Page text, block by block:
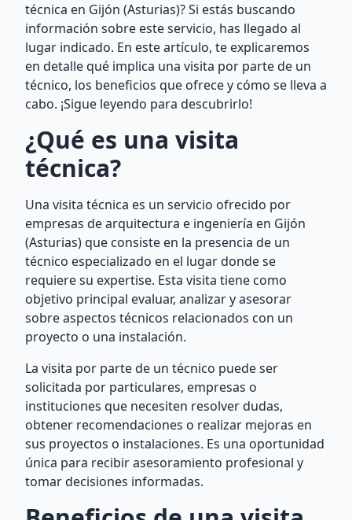
técnica en Gijón (Asturias)? Si estás buscando
información sobre este servicio, has llegado al
lugar indicado. En este artículo, te explicaremos
en detalle qué implica una visita por parte de un
técnico, los beneficios que ofrece y cómo se lleva a
cabo. ¡Sigue leyendo para descubrirlo!
¿Qué es una visita
técnica?
Una visita técnica es un servicio ofrecido por
empresas de arquitectura e ingeniería en Gijón
(Asturias) que consiste en la presencia de un
técnico especializado en el lugar donde se
requiere su expertise. Esta visita tiene como
objetivo principal evaluar, analizar y asesorar
sobre aspectos técnicos relacionados con un
proyecto o una instalación.
La visita por parte de un técnico puede ser
solicitada por particulares, empresas o
instituciones que necesiten resolver dudas,
obtener recomendaciones o realizar mejoras en
sus proyectos o instalaciones. Es una oportunidad
única para recibir asesoramiento profesional y
tomar decisiones informadas.